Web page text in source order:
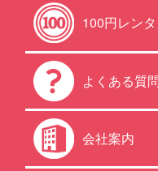
100円レン
よくある質
会社案内